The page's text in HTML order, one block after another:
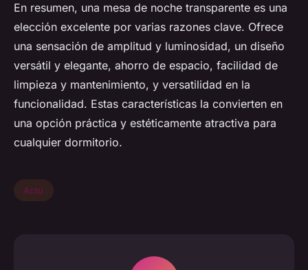
En resumen, una mesa de noche transparente es una
elección excelente por varias razones clave. Ofrece
una sensación de amplitud y luminosidad, un diseño
versátil y elegante, ahorro de espacio, facilidad de
limpieza y mantenimiento, y versatilidad en la
funcionalidad. Estas características la convierten en
una opción práctica y estéticamente atractiva para
cualquier dormitorio.
Actu